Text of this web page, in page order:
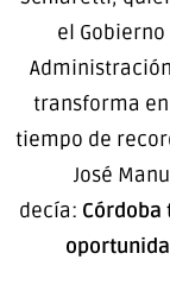
el
transforma
tiempo de
José
decía: Córdoba